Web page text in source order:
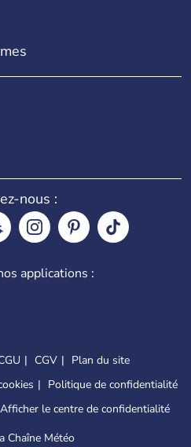
nous :
applications :
CGV
Plan du site
Politique de confidentialité
Afficher le centre de confidentialité
Chaîne Météo